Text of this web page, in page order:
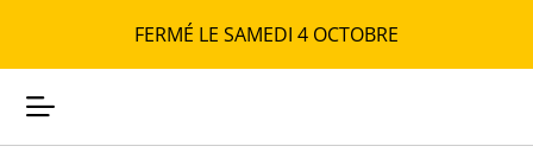
FERMÉ LE SAMEDI 4 OCTOBRE